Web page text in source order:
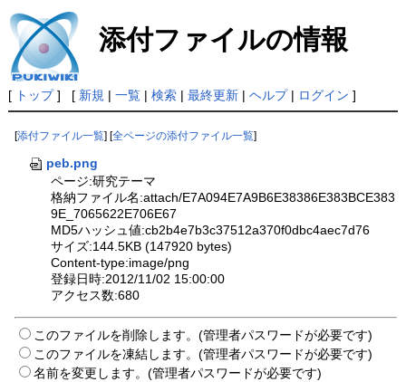
添付ファイルの情報
[ トップ] [ 新規 | 一覧| 検索| 最終更新| ヘルプ| ログイン ]
[添付ファイル一覧] [全ページの添付ファイル一覧]
peb.png
ページ:研究テーマ
格納ファイル名:attach/E7A094E7A9B6E38386E383BCE383
9E_7065622E706E67
MD5ハッシュ値:cb2b4e7b3c37512a370f0dbc4aec7d76
サイズ:144.5KB (147920 bytes)
Content-type:image/png
登録日時:2012/11/02 15:00:00
アクセス数:680
このファイルを削除します。(管理者パスワードが必要です)
このファイルを凍結します。(管理者パスワードが必要です)
名前を変更します。(管理者パスワードが必要です)